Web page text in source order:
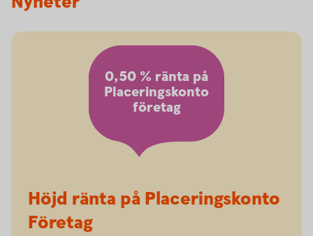
Höjd ränta på Placeringskonto
Företag
0,50 % ränta på
Placeringskonto
företag